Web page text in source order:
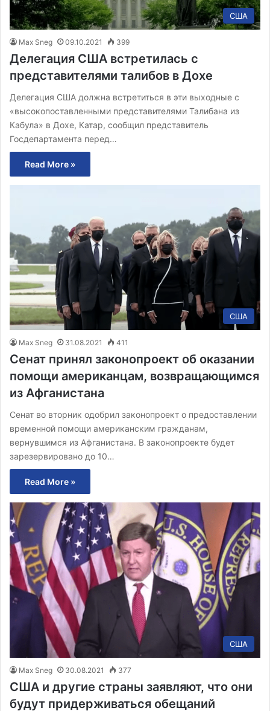
США
Max Sneg 09.10.2021 399
Делегация США встретилась с
представителями талибов в Дохе
Делегация США должна встретиться в эти выходные с
«высокопоставленными представителями Талибана из
Кабула» в Дохе, Катар, сообщил представитель
Госдепартамента перед…
Read More »
США
Max Sneg 31.08.2021 411
Сенат принял законопроект об оказании
помощи американцам, возвращающимся
из Афганистана
Сенат во вторник одобрил законопроект о предоставлении
временной помощи американским гражданам,
вернувшимся из Афганистана. В законопроекте будет
зарезервировано до 10…
Read More »
США
Max Sneg 30.08.2021 377
США и другие страны заявляют, что они
будут придерживаться обещаний